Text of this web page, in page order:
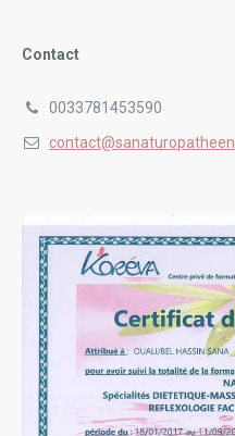
Contact
0033781453590